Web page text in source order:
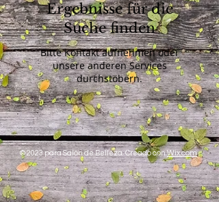
Ergebnisse für die
Suche finden
Bitte Kontakt aufnehmen oder
unsere anderen Services
durchstöbern.
© 2023 para Salón de Belleza. Creado conWix.com